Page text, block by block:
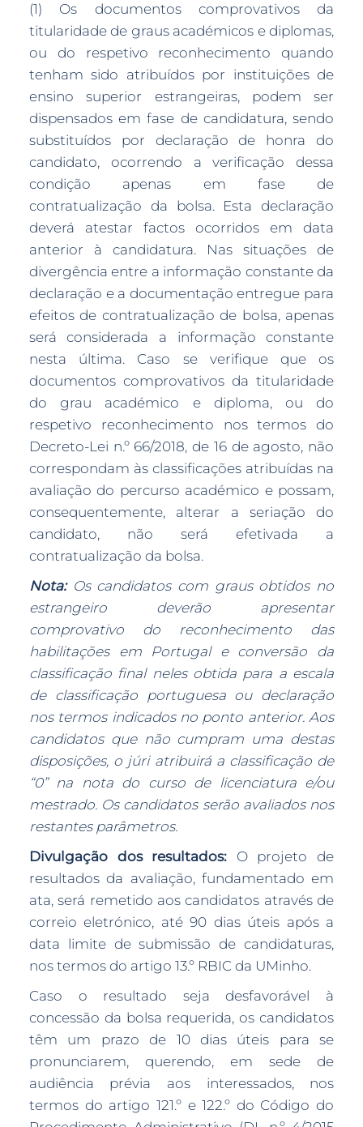
(1) Os documentos comprovativos da
titularidade de graus académicos e diplomas,
ou do respetivo reconhecimento quando
tenham sido atribuídos por instituições de
ensino superior estrangeiras, podem ser
dispensados em fase de candidatura, sendo
substituídos por declaração de honra do
candidato, ocorrendo a verificação dessa
condição apenas em fase de
contratualização da bolsa. Esta declaração
deverá atestar factos ocorridos em data
anterior à candidatura. Nas situações de
divergência entre a informação constante da
declaração e a documentação entregue para
efeitos de contratualização de bolsa, apenas
será considerada a informação constante
nesta última. Caso se verifique que os
documentos comprovativos da titularidade
do grau académico e diploma, ou do
respetivo reconhecimento nos termos do
Decreto-Lei n.º 66/2018, de 16 de agosto, não
correspondam às classificações atribuídas na
avaliação do percurso académico e possam,
consequentemente, alterar a seriação do
candidato, não será efetivada a
contratualização da bolsa.
Nota:Os candidatos com graus obtidos no
estrangeiro deverão apresentar
comprovativo do reconhecimento das
habilitações em Portugal e conversão da
classificação final neles obtida para a escala
de classificação portuguesa ou declaração
nos termos indicados no ponto anterior. Aos
candidatos que não cumpram uma destas
disposições, o júri atribuirá a classificação de
“0” na nota do curso de licenciatura e/ou
mestrado. Os candidatos serão avaliados nos
restantes parâmetros.
Divulgação dos resultados: O projeto de
resultados da avaliação, fundamentado em
ata, será remetido aos candidatos através de
correio eletrónico, até 90 dias úteis após a
data limite de submissão de candidaturas,
nos termos do artigo 13.º RBIC da UMinho.
Caso o resultado seja desfavorável à
concessão da bolsa requerida, os candidatos
têm um prazo de 10 dias úteis para se
pronunciarem, querendo, em sede de
audiência prévia aos interessados, nos
termos do artigo 121.º e 122.º do Código do